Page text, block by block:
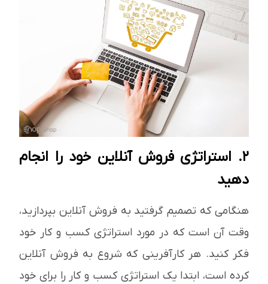
2. استراتژی فروش آنلاین خود را انجام
دهید
هنگامی که تصمیم گرفتید به فروش آنلاین بپردازید،
وقت آن است که در مورد استراتژی کسب و کار خود
فکر کنید. هر کارآفرینی که شروع به فروش آنلاین
کرده است، ابتدا یک استراتژی کسب و کار را برای خود